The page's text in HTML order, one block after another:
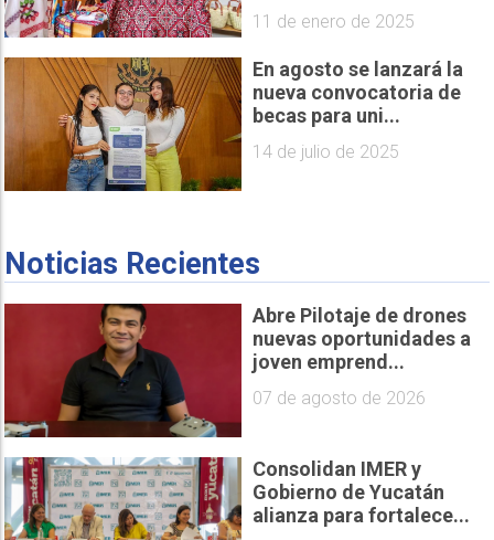
11 de enero de 2025
En agosto se lanzará la
nueva convocatoria de
becas para uni...
14 de julio de 2025
Noticias Recientes
Abre Pilotaje de drones
nuevas oportunidades a
joven emprend...
07 de agosto de 2026
Consolidan IMER y
Gobierno de Yucatán
alianza para fortalece...